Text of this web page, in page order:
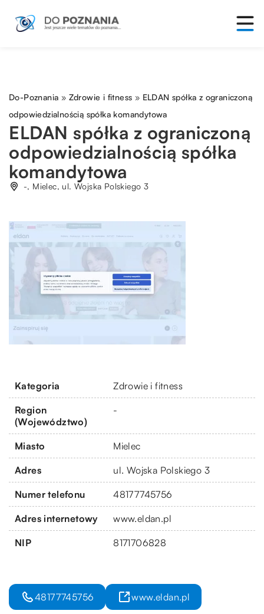
Do-Poznania » Zdrowie i fitness » ELDAN spółka z ograniczoną
odpowiedzialnością spółka komandytowa
ELDAN spółka z ograniczoną
odpowiedzialnością spółka
komandytowa
-, Mielec, ul. Wojska Polskiego 3
Kategoria Zdrowie i fitness
Region
(Województwo)
-
Miasto Mielec
Adres ul. Wojska Polskiego 3
Numer telefonu 48177745756
Adres internetowy www.eldan.pl
NIP 8171706828
48177745756 www.eldan.pl